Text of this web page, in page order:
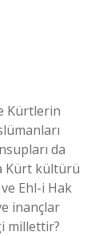
Kürtlerin
da
Kürt kültürü
Ehl-i Hak
inançlar
millettir?